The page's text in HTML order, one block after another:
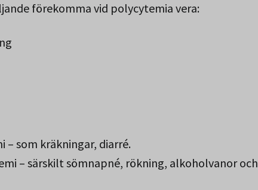
förekomma vid polycytemia vera:
som kräkningar, diarré.
– särskilt sömnapné, rökning, alkoholvanor och